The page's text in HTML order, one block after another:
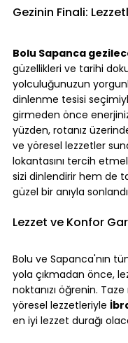
Gezinin Finali:
Bolu Sapanca
güzellikleri ve tarihi
yolculuğunuzun
dinlenme tesisi
girmeden önce
yüzden, rotanız
ve yöresel lezzetler
lokantasını tercih
sizi dinlendirir hem de
güzel bir anıyla
Lezzet ve Konfor
Bolu ve Sapanca'nın
yola çıkmadan önce,
noktanızı öğrenin.
yöresel lezzetleriyle
en iyi lezzet durağı